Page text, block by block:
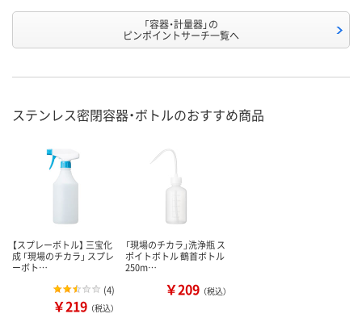
「容器・計量器」の
ピンポイントサーチ一覧へ
ステンレス密閉容器・ボトルのおすすめ商品
【スプレーボトル】 三宝化
成 「現場のチカラ」 スプレ
ーボト…
(4)
￥219 （税込）
「現場のチカラ」洗浄瓶 ス
ポイトボトル 鶴首ボトル
250m…
￥209 （税込）